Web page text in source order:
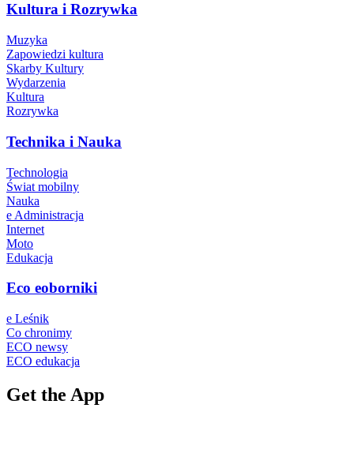
Kultura i Rozrywka
Muzyka
Zapowiedzi kultura
Skarby Kultury
Wydarzenia
Kultura
Rozrywka
Technika i Nauka
Technologia
Świat mobilny
Nauka
e Administracja
Internet
Moto
Edukacja
Eco eoborniki
e Leśnik
Co chronimy
ECO newsy
ECO edukacja
Get the App